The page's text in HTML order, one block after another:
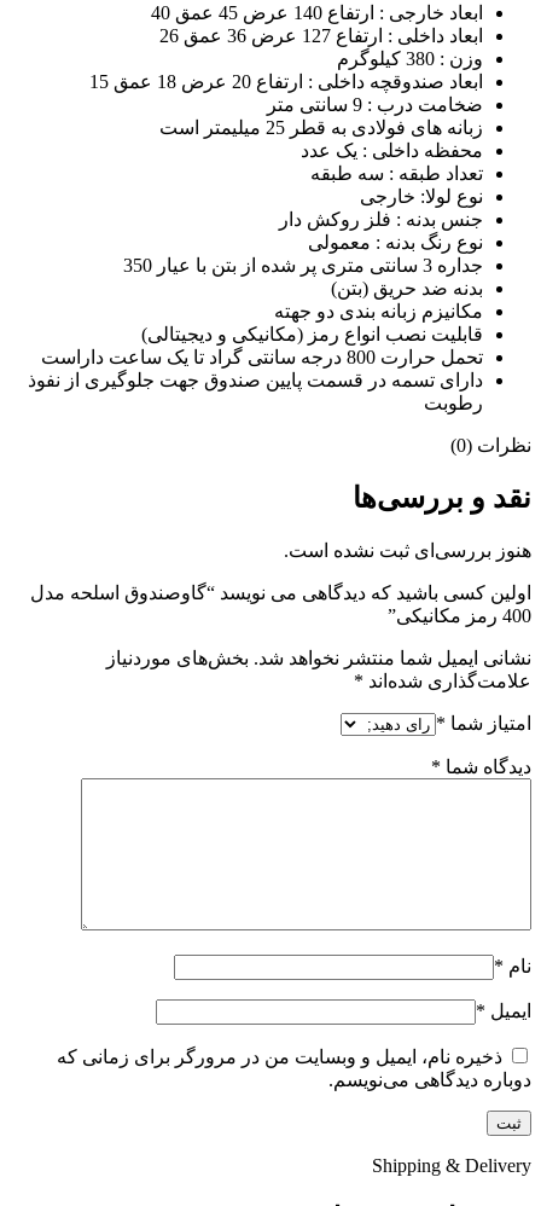
ابعاد خارجی : ارتفاع 140 عرض 45 عمق 40
ابعاد داخلی : ارتفاع 127 عرض 36 عمق 26
وزن : 380 کیلوگرم
ابعاد صندوقچه داخلی : ارتفاع 20 عرض 18 عمق 15
ضخامت درب : 9 سانتی متر
زبانه های فولادی به قطر 25 میلیمتر است
محفظه داخلی : یک عدد
تعداد طبقه : سه طبقه
نوع لولا: خارجی
جنس بدنه : فلز روکش دار
نوع رنگ بدنه : معمولی
جداره 3 سانتی متری پر شده از بتن با عیار 350
بدنه ضد حریق (بتن)
مکانیزم زبانه بندی دو جهته
قابلیت نصب انواع رمز (مکانیکی و دیجیتالی)
تحمل حرارت 800 درجه سانتی گراد تا یک ساعت داراست
دارای تسمه در قسمت پایین صندوق جهت جلوگیری از نفوذ
رطوبت
نظرات (0)
نقد و بررسی‌ها
هنوز بررسی‌ای ثبت نشده است.
اولین کسی باشید که دیدگاهی می نویسد “گاوصندوق اسلحه مدل
400 رمز مکانیکی”
نشانی ایمیل شما منتشر نخواهد شد. بخش‌های موردنیاز
علامت‌گذاری شده‌اند *
امتیاز شما *
دیدگاه شما *
نام *
ایمیل *
ذخیره نام، ایمیل و وبسایت من در مرورگر برای زمانی که
دوباره دیدگاهی می‌نویسم.
Shipping & Delivery